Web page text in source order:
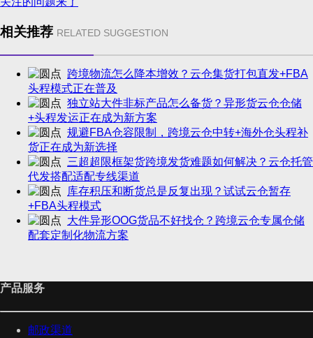
相关推荐 RELATED SUGGESTION
跨境物流怎么降本增效？云仓集货打包直发+FBA
头程模式正在普及
独立站大件非标产品怎么备货？异形货云仓仓储
+头程发运正在成为新方案
规避FBA仓容限制，跨境云仓中转+海外仓头程补
货正在成为新选择
三超超限框架货跨境发货难题如何解决？云仓托管
代发搭配适配专线渠道
库存积压和断货总是反复出现？试试云仓暂存
+FBA头程模式
大件异形OOG货品不好找仓？跨境云仓专属仓储
配套定制化物流方案
产品服务
邮政渠道